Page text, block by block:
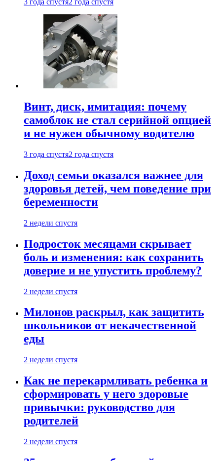
3 года спустя2 года спустя
Винт, диск, имитация: почему
самоблок не стал серийной опцией
и не нужен обычному водителю
3 года спустя2 года спустя
Доход семьи оказался важнее для
здоровья детей, чем поведение при
беременности
2 недели спустя
Подросток месяцами скрывает
боль и изменения: как сохранить
доверие и не упустить проблему?
2 недели спустя
Милонов раскрыл, как защитить
школьников от некачественной
еды
2 недели спустя
Как не перекармливать ребенка и
сформировать у него здоровые
привычки: руководство для
родителей
2 недели спустя